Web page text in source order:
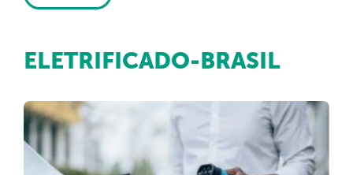
ELETRIFICADO-BRASIL